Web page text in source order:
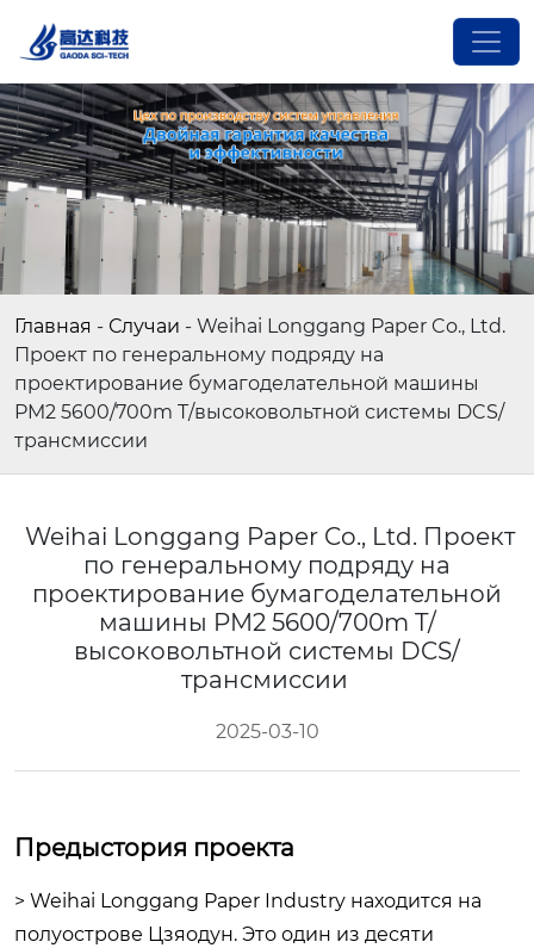
Главная - Случаи - Weihai Longgang Paper Co., Ltd.
Проект по генеральному подряду на
проектирование бумагоделательной машины
PM2 5600/700m T/высоковольтной системы DCS/
трансмиссии
Weihai Longgang Paper Co., Ltd. Проект
по генеральному подряду на
проектирование бумагоделательной
машины PM2 5600/700m T/
высоковольтной системы DCS/
трансмиссии
2025-03-10
Предыстория проекта
> Weihai Longgang Paper Industry находится на
полуострове Цзяодун. Это один из десяти